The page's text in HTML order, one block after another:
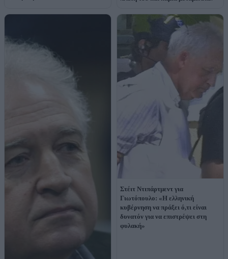
Στέιτ Ντιπάρτμεντ για
Γιωτόπουλο: «Η ελληνική
κυβέρνηση να πράξει ό,τι είναι
δυνατόν για να επιστρέψει στη
φυλακή»